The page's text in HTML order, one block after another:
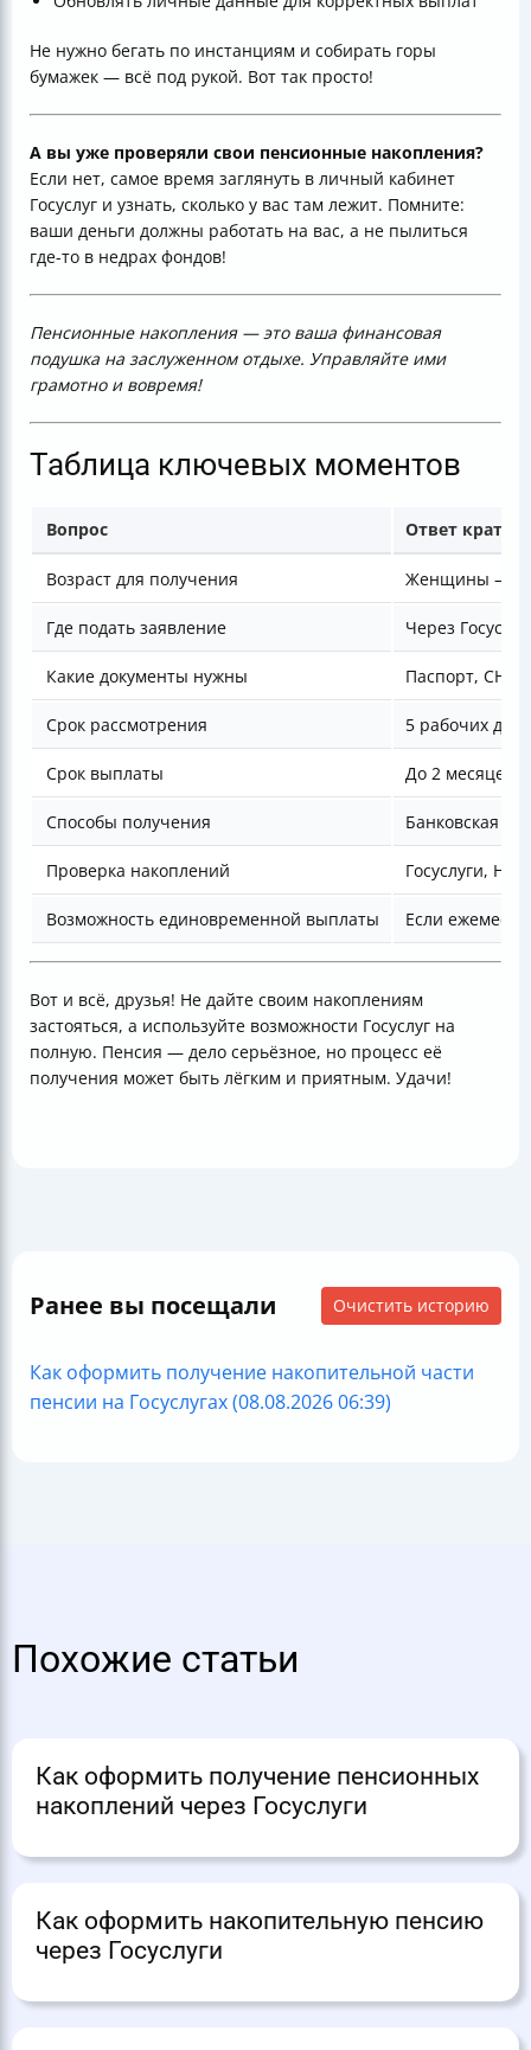
Не нужно бегать по инстанциям и собирать горы
бумажек — всё под рукой. Вот так просто!
А вы уже проверяли свои пенсионные накопления?
Если нет, самое время заглянуть в личный кабинет
Госуслуг и узнать, сколько у вас там лежит. Помните:
ваши деньги должны работать на вас, а не пылиться
где-то в недрах фондов!
Пенсионные накопления — это ваша финансовая
подушка на заслуженном отдыхе. Управляйте ими
грамотно и вовремя!
Таблица ключевых моментов
Вопрос Ответ кратко
Возраст для получения Женщины —
Где подать заявление Через
Какие документы нужны Паспорт,
Срок рассмотрения 5 рабочих
Срок выплаты До 2 месяцев
Способы получения Банковская
Проверка накоплений Госуслуги,
Возможность единовременной выплаты Если
Вот и всё, друзья! Не дайте своим накоплениям
застояться, а используйте возможности Госуслуг на
полную. Пенсия — дело серьёзное, но процесс её
получения может быть лёгким и приятным. Удачи!
Ранее вы посещали Очистить историю
Как оформить получение накопительной части
пенсии на Госуслугах (08.08.2026 06:39)
Похожие статьи
Как оформить получение пенсионных
накоплений через Госуслуги
Как оформить накопительную пенсию
через Госуслуги